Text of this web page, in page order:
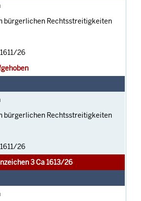
bürgerlichen Rechtsstreitigkeiten
26
bürgerlichen Rechtsstreitigkeiten
26
3 Ca 1613/26